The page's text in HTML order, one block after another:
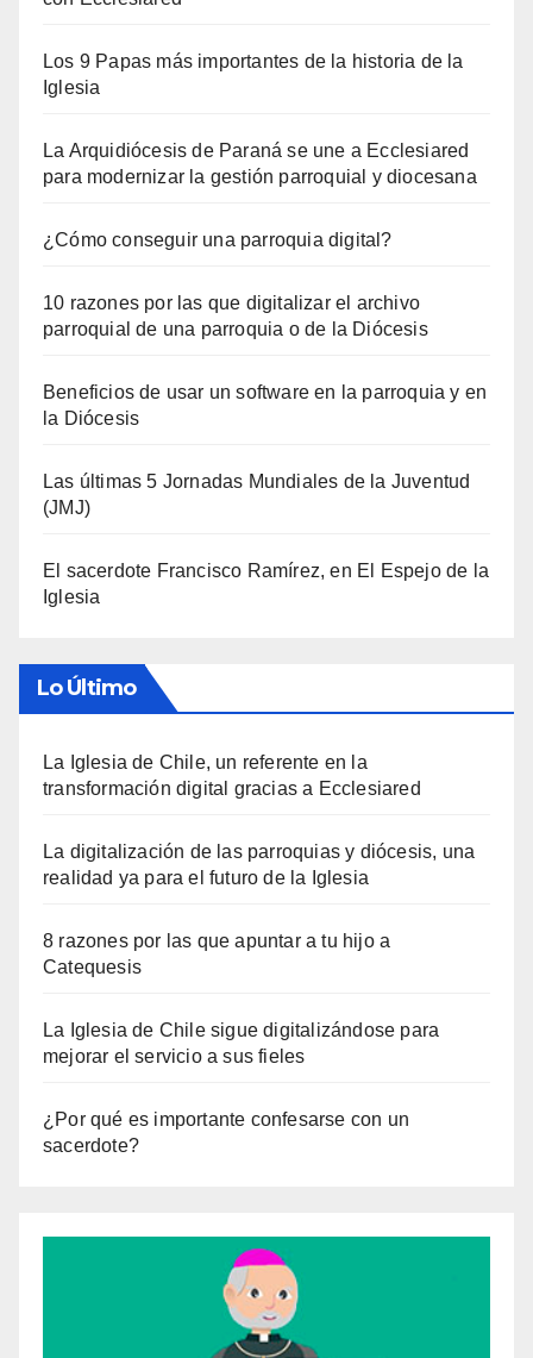
Los 9 Papas más importantes de la historia de la
Iglesia
La Arquidiócesis de Paraná se une a Ecclesiared
para modernizar la gestión parroquial y diocesana
¿Cómo conseguir una parroquia digital?
10 razones por las que digitalizar el archivo
parroquial de una parroquia o de la Diócesis
Beneficios de usar un software en la parroquia y en
la Diócesis
Las últimas 5 Jornadas Mundiales de la Juventud
(JMJ)
El sacerdote Francisco Ramírez, en El Espejo de la
Iglesia
Lo Último
La Iglesia de Chile, un referente en la
transformación digital gracias a Ecclesiared
La digitalización de las parroquias y diócesis, una
realidad ya para el futuro de la Iglesia
8 razones por las que apuntar a tu hijo a
Catequesis
La Iglesia de Chile sigue digitalizándose para
mejorar el servicio a sus fieles
¿Por qué es importante confesarse con un
sacerdote?